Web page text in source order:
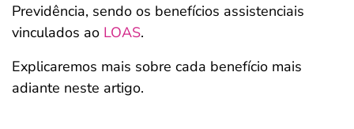
Previdência, sendo os benefícios assistenciais
vinculados ao LOAS.
Explicaremos mais sobre cada benefício mais
adiante neste artigo.